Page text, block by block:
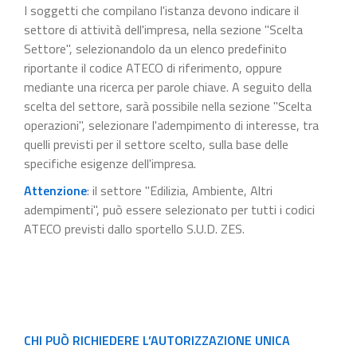
I soggetti che compilano l'istanza devono indicare il
settore di attività dell'impresa, nella sezione "Scelta
Settore", selezionandolo da un elenco predefinito
riportante il codice ATECO di riferimento, oppure
mediante una ricerca per parole chiave. A seguito della
scelta del settore, sarà possibile nella sezione "Scelta
operazioni", selezionare l'adempimento di interesse, tra
quelli previsti per il settore scelto, sulla base delle
specifiche esigenze dell'impresa.
Attenzione: il settore "Edilizia, Ambiente, Altri
adempimenti", può essere selezionato per tutti i codici
ATECO previsti dallo sportello S.U.D. ZES.
CHI PUÒ RICHIEDERE L’AUTORIZZAZIONE UNICA